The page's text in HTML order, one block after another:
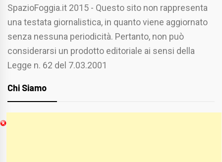
SpazioFoggia.it 2015 - Questo sito non rappresenta
una testata giornalistica, in quanto viene aggiornato
senza nessuna periodicità. Pertanto, non può
considerarsi un prodotto editoriale ai sensi della
Legge n. 62 del 7.03.2001
Chi Siamo